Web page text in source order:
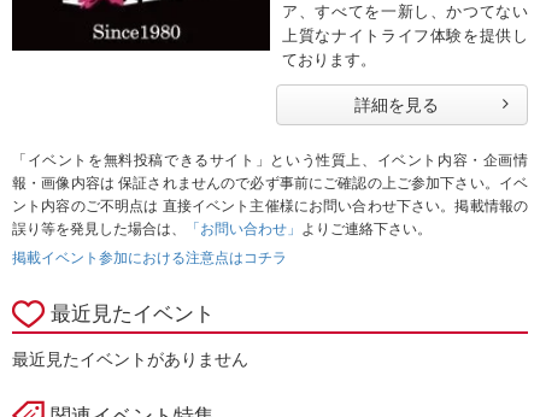
ア、すべてを一新し、かつてない
上質なナイトライフ体験を提供し
ております。
詳細を見る
「イベントを無料投稿できるサイト」という性質上、イベント内容・企画情
報・画像内容は 保証されませんので必ず事前にご確認の上ご参加下さい。イベ
ント内容のご不明点は 直接イベント主催様にお問い合わせ下さい。掲載情報の
誤り等を発見した場合は、
「お問い合わせ」 よりご連絡下さい。
掲載イベント参加における注意点はコチラ
最近見たイベント
最近見たイベントがありません